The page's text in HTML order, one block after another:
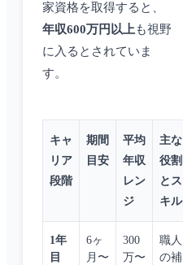
家資格を取得すると、
年収600万円以上 も視野
に入るとされていま
す。
キャ
リア
段階
期間
目安
平均
年収
レン
ジ
主な
役割
とス
キル
1年
目
6ヶ
月〜
300
万〜
職人
の補